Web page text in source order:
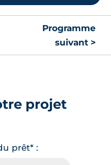
Programme
suivant >
projet
prêt* :